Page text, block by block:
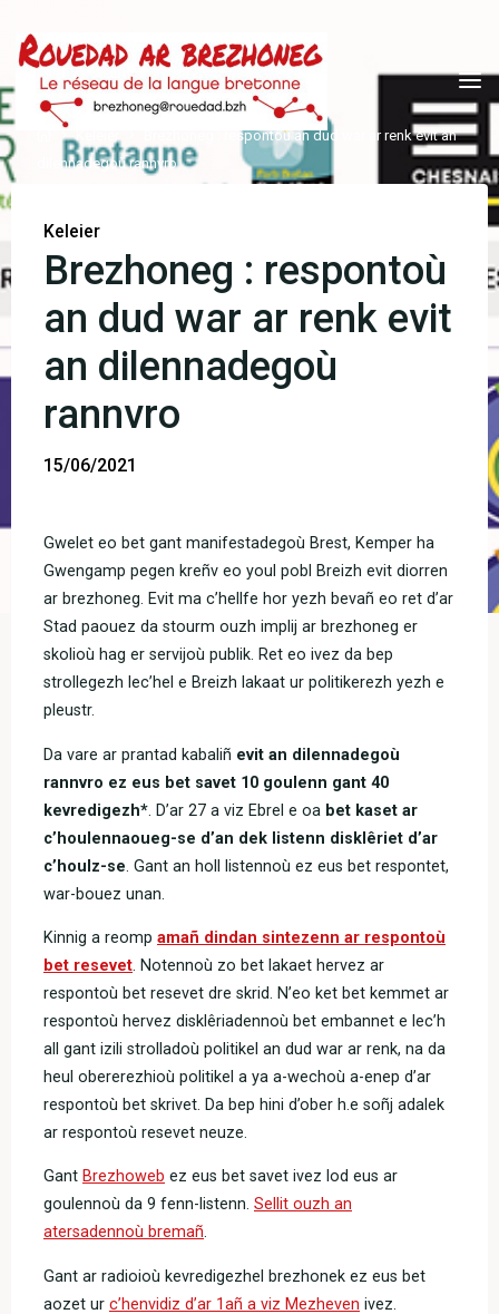
content
Keleier
Brezhoneg : respontoù an dud war ar renk evit an
dilennadegoù rannvro
Keleier
Brezhoneg : respontoù
an dud war ar renk evit
an dilennadegoù
rannvro
15/06/2021
Gwelet eo bet gant manifestadegoù Brest, Kemper ha
Gwengamp pegen kreñv eo youl pobl Breizh evit diorren
ar brezhoneg. Evit ma c’hellfe hor yezh bevañ eo ret d’ar
Stad paouez da stourm ouzh implij ar brezhoneg er
skolioù hag er servijoù publik. Ret eo ivez da bep
strollegezh lec’hel e Breizh lakaat ur politikerezh yezh e
pleustr.
Da vare ar prantad kabaliñ evit an dilennadegoù
rannvro ez eus bet savet 10 goulenn gant 40
kevredigezh*. D’ar 27 a viz Ebrel e oa bet kaset ar
c’houlennaoueg-se d’an dek listenn disklêriet d’ar
c’houlz-se . Gant an holl listennoù ez eus bet respontet,
war-bouez unan.
Kinnig a reomp amañ dindan sintezenn ar respontoù
bet resevet. Notennoù zo bet lakaet hervez ar
respontoù bet resevet dre skrid. N’eo ket bet kemmet ar
respontoù hervez disklêriadennoù bet embannet e lec’h
all gant izili strolladoù politikel an dud war ar renk, na da
heul obererezhioù politikel a ya a-wechoù a-enep d’ar
respontoù bet skrivet. Da bep hini d’ober h.e soñj adalek
ar respontoù resevet neuze.
Gant Brezhoweb ez eus bet savet ivez lod eus ar
goulennoù da 9 fenn-listenn. Sellit ouzh an
atersadennoù bremañ.
Gant ar radioioù kevredigezhel brezhonek ez eus bet
aozet ur c’henvidiz d’ar 1añ a viz Mezheven ivez.